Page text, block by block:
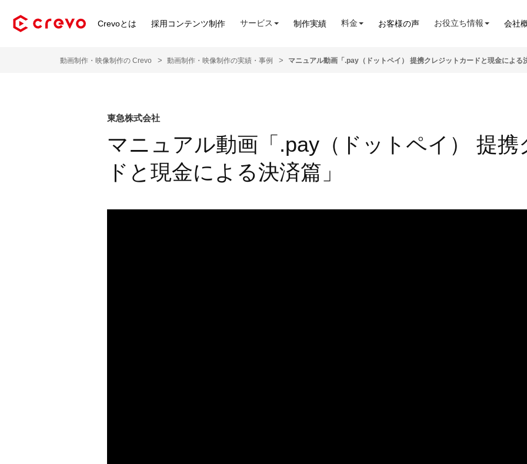
Crevoとは 採用コンテンツ制作 サービス 制作実績 料金 お客様の声 お役立ち情報 会社
動画制作・映像制作の Crevo 動画制作・映像制作の実績・事例 マニュアル動画「.pay（ドットペイ） 提携クレジットカードと現金による
マニュアル動画「.pay（ドットペイ） 提
ドと現金による決済篇」
東急株式会社